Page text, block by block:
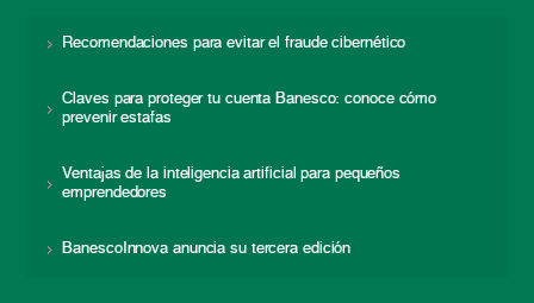
Recomendaciones para evitar el fraude cibernético
Claves para proteger tu cuenta Banesco: conoce cómo
prevenir estafas
Ventajas de la inteligencia artificial para pequeños
emprendedores
BanescoInnova anuncia su tercera edición